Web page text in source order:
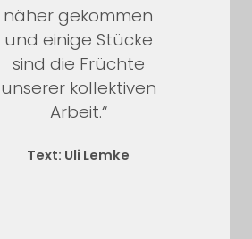
näher gekommen
und einige Stücke
sind die Früchte
unserer kollektiven
Arbeit.“
Text: Uli Lemke